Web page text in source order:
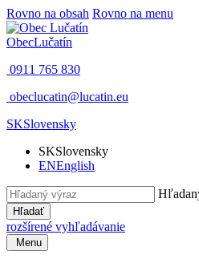
Rovno na obsah Rovno na menu
ObecLučatín
0911 765 830
obeclucatin@lucatin.eu
SKSlovensky
SKSlovensky
ENEnglish
Hľadať
rozšírené vyhľadávanie
Menu